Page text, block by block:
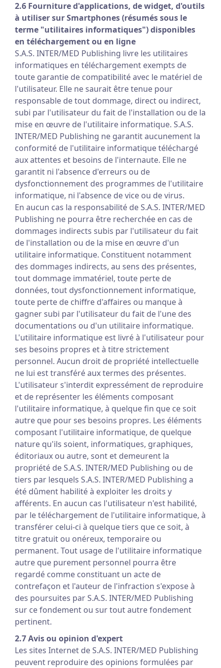
2.6 Fourniture d'applications, de widget, d'outils
à utiliser sur Smartphones (résumés sous le
terme "utilitaires informatiques") disponibles
en téléchargement ou en ligne
S.A.S. INTER/MED Publishing livre les utilitaires
informatiques en téléchargement exempts de
toute garantie de compatibilité avec le matériel de
l'utilisateur. Elle ne saurait être tenue pour
responsable de tout dommage, direct ou indirect,
subi par l'utilisateur du fait de l'installation ou de la
mise en œuvre de l'utilitaire informatique. S.A.S.
INTER/MED Publishing ne garantit aucunement la
conformité de l'utilitaire informatique téléchargé
aux attentes et besoins de l'internaute. Elle ne
garantit ni l'absence d'erreurs ou de
dysfonctionnement des programmes de l'utilitaire
informatique, ni l'absence de vice ou de virus.
En aucun cas la responsabilité de S.A.S. INTER/MED
Publishing ne pourra être recherchée en cas de
dommages indirects subis par l'utilisateur du fait
de l'installation ou de la mise en œuvre d'un
utilitaire informatique. Constituent notamment
des dommages indirects, au sens des présentes,
tout dommage immatériel, toute perte de
données, tout dysfonctionnement informatique,
toute perte de chiffre d'affaires ou manque à
gagner subi par l'utilisateur du fait de l'une des
documentations ou d'un utilitaire informatique.
L'utilitaire informatique est livré à l'utilisateur pour
ses besoins propres et à titre strictement
personnel. Aucun droit de propriété intellectuelle
ne lui est transféré aux termes des présentes.
L'utilisateur s'interdit expressément de reproduire
et de représenter les éléments composant
l'utilitaire informatique, à quelque fin que ce soit
autre que pour ses besoins propres. Les éléments
composant l'utilitaire informatique, de quelque
nature qu'ils soient, informatiques, graphiques,
éditoriaux ou autre, sont et demeurent la
propriété de S.A.S. INTER/MED Publishing ou de
tiers par lesquels S.A.S. INTER/MED Publishing a
été dûment habilité à exploiter les droits y
afférents. En aucun cas l'utilisateur n'est habilité,
par le téléchargement de l'utilitaire informatique, à
transférer celui-ci à quelque tiers que ce soit, à
titre gratuit ou onéreux, temporaire ou
permanent. Tout usage de l'utilitaire informatique
autre que purement personnel pourra être
regardé comme constituant un acte de
contrefaçon et l'auteur de l'infraction s'expose à
des poursuites par S.A.S. INTER/MED Publishing
sur ce fondement ou sur tout autre fondement
pertinent.
2.7 Avis ou opinion d'expert
Les sites Internet de S.A.S. INTER/MED Publishing
peuvent reproduire des opinions formulées par